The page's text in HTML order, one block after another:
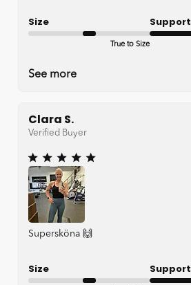
Size
True to Size
Support
See more
Clara S.
Verified Buyer
Supersköna 🙌
Size Support